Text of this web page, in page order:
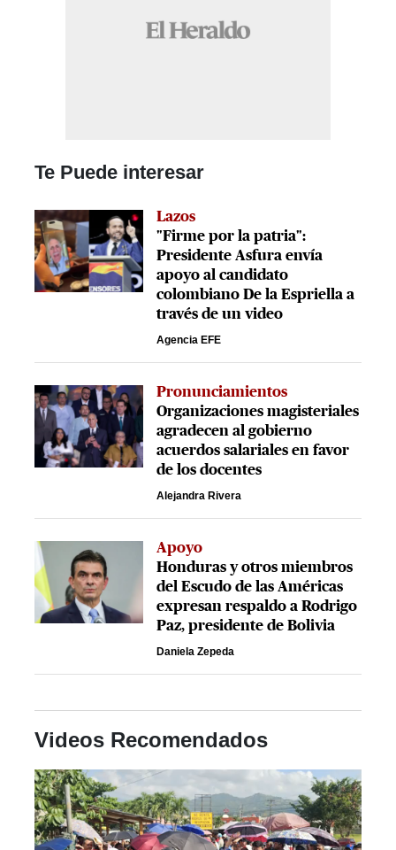
Te Puede interesar
Lazos
"Firme por la patria":
Presidente Asfura envía
apoyo al candidato
colombiano De la Espriella a
través de un video
Agencia EFE
Pronunciamientos
Organizaciones magisteriales
agradecen al gobierno
acuerdos salariales en favor
de los docentes
Alejandra Rivera
Apoyo
Honduras y otros miembros
del Escudo de las Américas
expresan respaldo a Rodrigo
Paz, presidente de Bolivia
Daniela Zepeda
Videos Recomendados